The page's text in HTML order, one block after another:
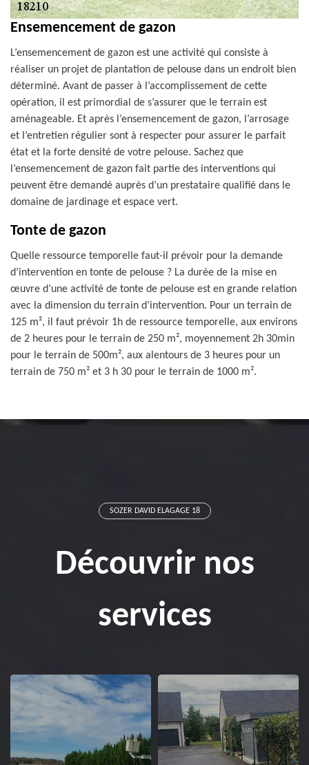
Ensemencement de gazon
L’ensemencement de gazon est une activité qui consiste à
réaliser un projet de plantation de pelouse dans un endroit bien
déterminé. Avant de passer à l’accomplissement de cette
opération, il est primordial de s’assurer que le terrain est
aménageable. Et après l’ensemencement de gazon, l’arrosage
et l’entretien régulier sont à respecter pour assurer le parfait
état et la forte densité de votre pelouse. Sachez que
l’ensemencement de gazon fait partie des interventions qui
peuvent être demandé auprès d’un prestataire qualifié dans le
domaine de jardinage et espace vert.
Tonte de gazon
Quelle ressource temporelle faut-il prévoir pour la demande
d’intervention en tonte de pelouse ? La durée de la mise en
œuvre d’une activité de tonte de pelouse est en grande relation
avec la dimension du terrain d’intervention. Pour un terrain de
125 m², il faut prévoir 1h de ressource temporelle, aux environs
de 2 heures pour le terrain de 250 m², moyennement 2h 30min
pour le terrain de 500m², aux alentours de 3 heures pour un
terrain de 750 m² et 3 h 30 pour le terrain de 1000 m².
SOZER DAVID ELAGAGE 18
Découvrir nos
services